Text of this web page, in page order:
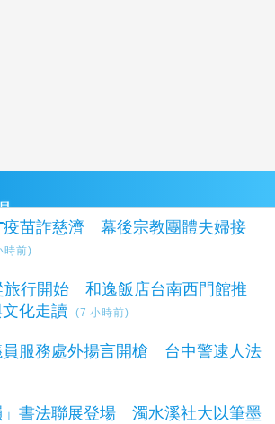
疫苗詐慈濟 幕後宗教團體夫婦接
時前)
旅行開始 和逸飯店台南西門館推
化走讀
(7 小時前)
員服務處外揚言開槍 台中警逮人法
」書法聯展登場 濁水溪社大以筆墨